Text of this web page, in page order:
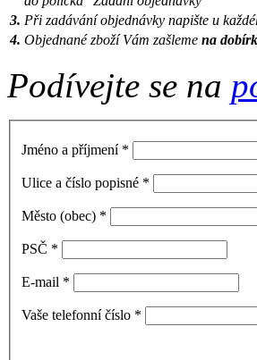
3. Při zadávání objednávky napište u
4. Objednané zboží Vám zašleme na
Podívejte se na
Jméno a příjmení *
Ulice a číslo popisné *
Město (obec) *
PSČ *
E-mail *
Vaše telefonní číslo *